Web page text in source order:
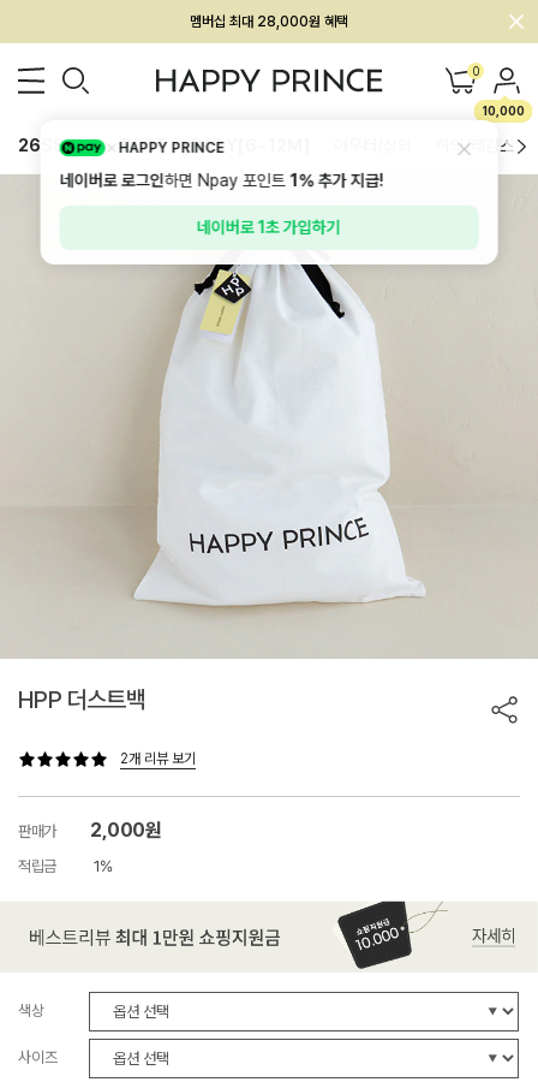
회원전용 아울렛, 가입하면 ~60% 할인!
멤버십 최대 28,000원 혜택 0
10,000
26SS 신상 BEST BABY[6~12M] 하의/레깅스
HPP 더스트백
2개 리뷰 보기
판매가 2,000원
적립금 1%
색상
사이즈
HAPPY PRINCE
네이버로 로그인하면 Npay 포인트1%추가 지급!
네이버로 1초 가입하기